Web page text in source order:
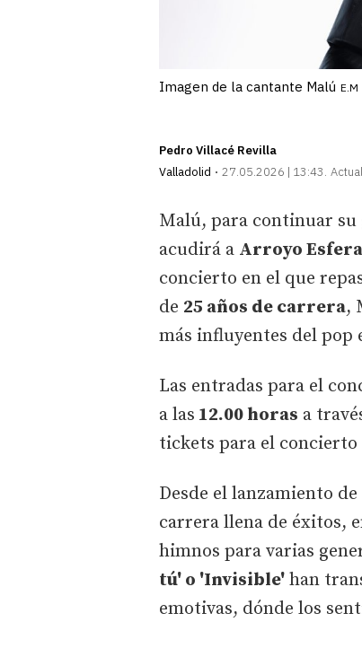
Imagen de la cantante Malú E.M
Pedro Villacé Revilla
Valladolid
27.05.2026 | 13:43
Malú, para continuar
acudirá a Arroyo Esfera
concierto en el que
de 25 años de carrera,
más influyentes del pop
Las entradas para el
a las 12.00 horas a
tickets para el
Desde el lanzamiento
carrera llena de éxitos,
himnos para varias
tú' o 'Invisible' han
emotivas, dónde los